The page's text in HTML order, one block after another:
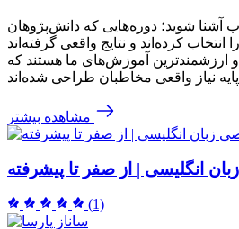
آشنا شوید؛ دوره‌هایی که دانش‌پژوهان
و ارزشمندترین آموزش‌های ما هستند که
پایه نیاز واقعی مخاطبان طراحی شده‌اند
مشاهده بیشتر
انگلیسی | از صفر تا پیشرفته
(1)